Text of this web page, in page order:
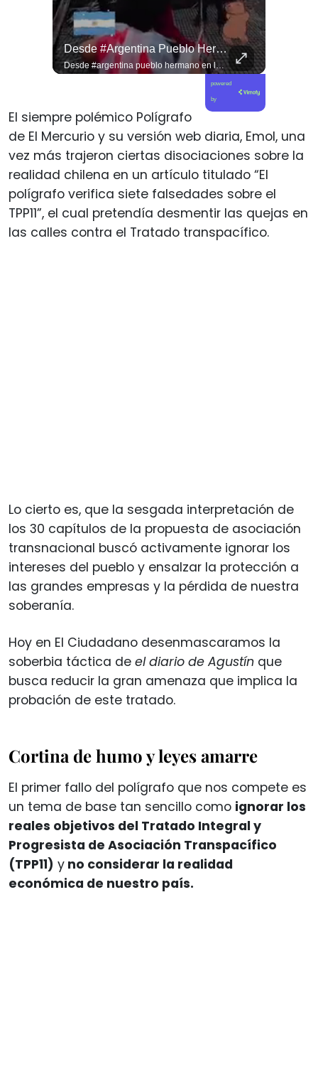
Desde #argentina Pueblo Hermano En La Lucha Contra El Sionismo @laneurona.
Desde #argentina pueblo hermano en la lucha contra el sionismo @laneurona.rebelde y rebelde un compacto de la acción directa ciudadana #noticias
powered
by
El siempre polémico Polígrafo
de El Mercurio y su versión web diaria, Emol, una
vez más trajeron ciertas disociaciones sobre la
realidad chilena en un artículo titulado “El
polígrafo verifica siete falsedades sobre el
TPP11”, el cual pretendía desmentir las quejas en
las calles contra el Tratado transpacífico.
Lo cierto es, que la sesgada interpretación de
los 30 capítulos de la propuesta de asociación
transnacional buscó activamente ignorar los
intereses del pueblo y ensalzar la protección a
las grandes empresas y la pérdida de nuestra
soberanía.
Hoy en El Ciudadano desenmascaramos la
soberbia táctica de el diario de Agustín que
busca reducir la gran amenaza que implica la
probación de este tratado.
Cortina de humo y leyes amarre
El primer fallo del polígrafo que nos compete es
un tema de base tan sencillo como ignorar los
reales objetivos del Tratado Integral y
Progresista de Asociación Transpacífico
(TPP11) y no considerar la realidad
económica de nuestro país.